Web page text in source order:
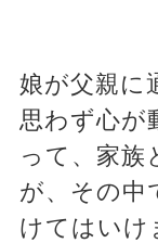
娘が父親に
思わず心が
って、家族
が、その中
けてはいけ